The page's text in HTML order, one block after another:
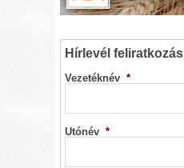
Hírlevél feliratkozás
Vezetéknév *
Utónév *